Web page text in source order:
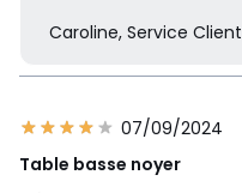
Caroline, Service Client
07/09/2024
Table basse noyer